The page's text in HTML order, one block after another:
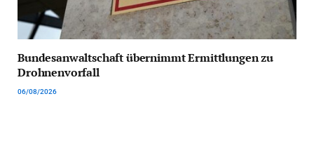
Bundesanwaltschaft übernimmt Ermittlungen zu
Drohnenvorfall
06/08/2026